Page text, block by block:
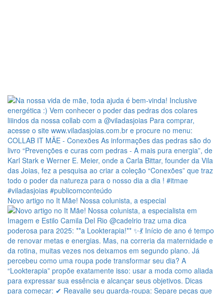
Novo artigo no It Mãe! Nossa colunista, a especial